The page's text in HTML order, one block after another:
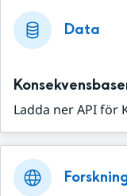
Data
Ladda ner API för